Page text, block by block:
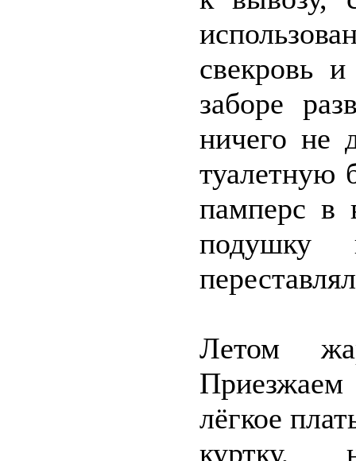
свекровь
заборе
ничего не
туалетную
памперс в
подушку
Летом
лёгкое
куртку,